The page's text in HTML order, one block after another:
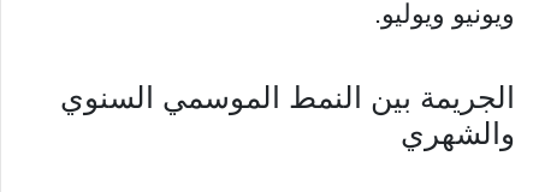
ويونيو ويوليو.
الجريمة بين النمط الموسمي السنوي
والشهري